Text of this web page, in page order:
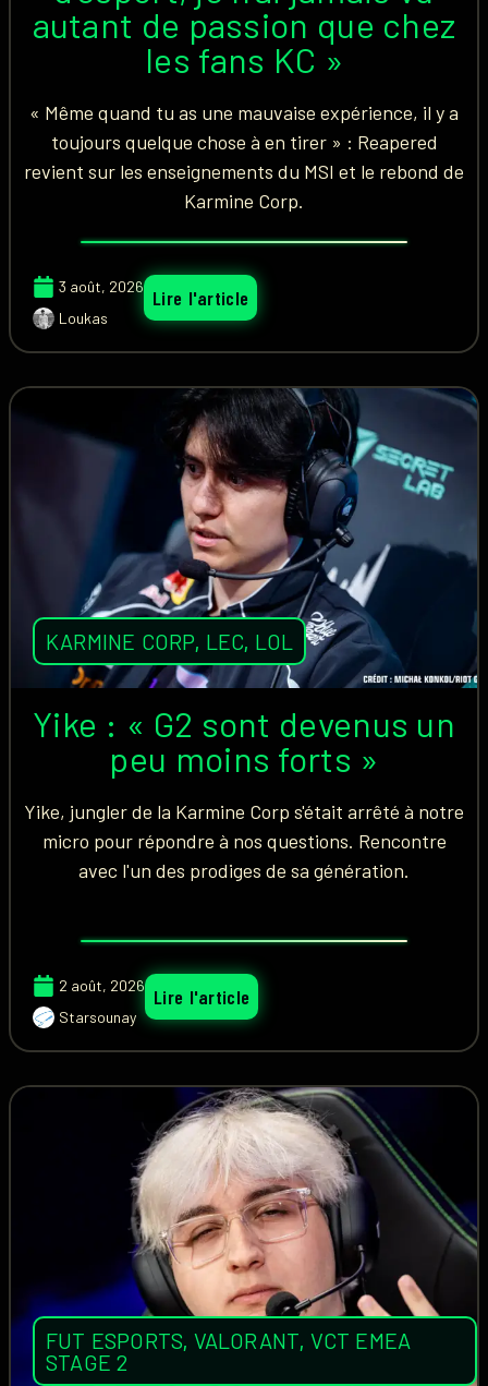
autant de passion que chez
les fans KC »
« Même quand tu as une mauvaise expérience, il y a
toujours quelque chose à en tirer » : Reapered
revient sur les enseignements du MSI et le rebond de
Karmine Corp.
3 août, 2026
Loukas
Lire l'article
KARMINE CORP, LEC, LOL
Yike : « G2 sont devenus un
peu moins forts »
Yike, jungler de la Karmine Corp s'était arrêté à notre
micro pour répondre à nos questions. Rencontre
avec l'un des prodiges de sa génération.
2 août, 2026
Starsounay
Lire l'article
FUT ESPORTS, VALORANT, VCT EMEA
STAGE 2